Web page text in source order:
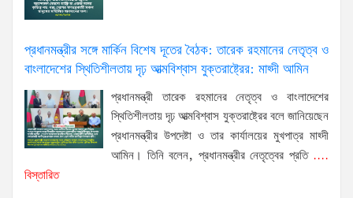
প্রধানমন্ত্রীর সঙ্গে মার্কিন বিশেষ দূতের বৈঠক: তারেক রহমানের নেতৃত্ব ও
বাংলাদেশের স্থিতিশীলতায় দৃঢ় আত্মবিশ্বাস যুক্তরাষ্ট্রের: মাহ্দী আমিন
প্রধানমন্ত্রী তারেক রহমানের নেতৃত্ব ও বাংলাদেশের
স্থিতিশীলতায় দৃঢ় আত্মবিশ্বাস যুক্তরাষ্ট্রের বলে জানিয়েছেন
প্রধানমন্ত্রীর উপদেষ্টা ও তার কার্যালয়ের মুখপাত্র মাহ্দী
আমিন। তিনি বলেন, প্রধানমন্ত্রীর নেতৃত্বের প্রতি....
বিস্তারিত